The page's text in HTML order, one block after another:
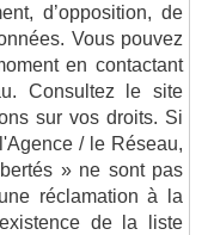
d’opposition, de
Vous pouvez
en contactant
Consultez le site
sur vos droits. Si
/ le Réseau,
» ne sont pas
réclamation à la
de la liste